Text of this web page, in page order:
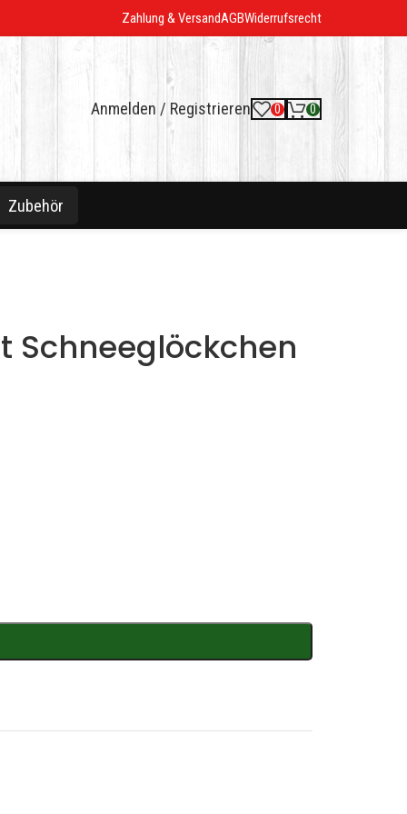
Zahlung & VersandAGBWiderrufsrecht
Anmelden / Registrieren 0 0
Zubehör
Schneeglöckchen